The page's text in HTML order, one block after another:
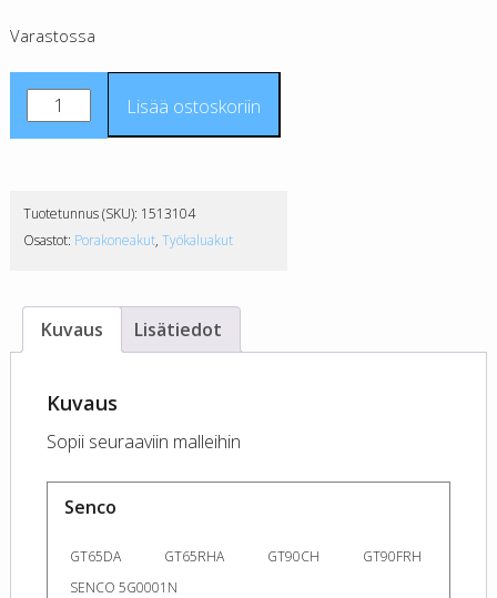
Varastossa
Senco
6V
akku
CS
Lisää ostoskoriin
Tuotetunnus (SKU): 1513104
Osastot: Porakoneakut, Työkaluakut
Kuvaus Lisätiedot
Kuvaus
Sopii seuraaviin malleihin
Senco
GT65DA GT65RHA GT90CH
GT90FRH
SENCO 5G0001N